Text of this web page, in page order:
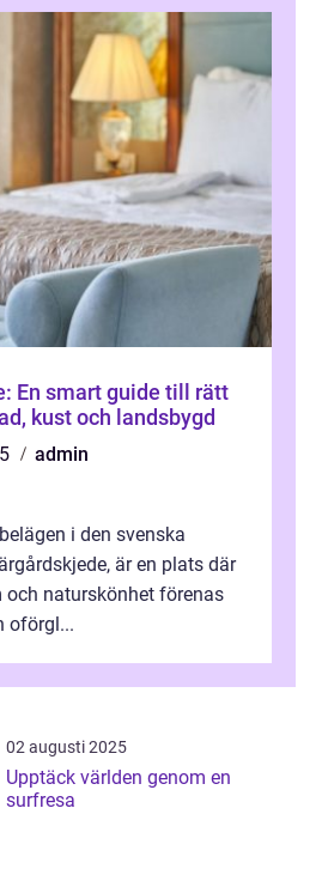
En smart guide till rätt
kust och landsbygd
admin
i den svenska
är en plats där
och naturskönhet förenas
oförgl...
02 augusti 2025
Upptäck världen genom en
surfresa